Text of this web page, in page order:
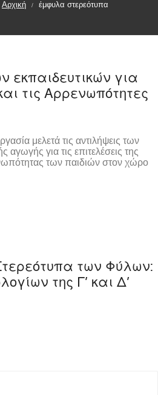
Αρχική / έμφυλα στερεότυπα
εκπαιδευτικών για
τις Αρρενωπότητες
μελετά τις αντιλήψεις των
αγωγής για τις επιτελέσεις της
των παιδιών στον χώρο
των Φύλων:
της Γ’ και Δ’